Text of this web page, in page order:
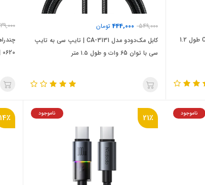
کابل 240 وات مک دودو مدل CA-3680 طول 1.2
549,000
444,000تومان
کابل مک‌دودو مدل CA-3131 | تایپ سی به تایپ
سی با توان 65 وات و طول ۱.۵ متر
0620 | با ۶ خروجی و فناوری GaN
ناموجود 21٪ ناموجود 14٪